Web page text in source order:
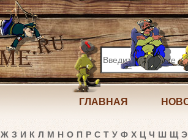
ГЛАВНАЯ
Ж З И К Л М Н О П Р С Т У Ф Х Ц Ч Ш Щ Э